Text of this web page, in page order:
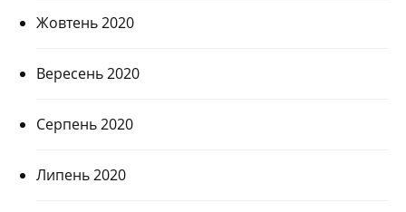
Жовтень 2020
Вересень 2020
Серпень 2020
Липень 2020